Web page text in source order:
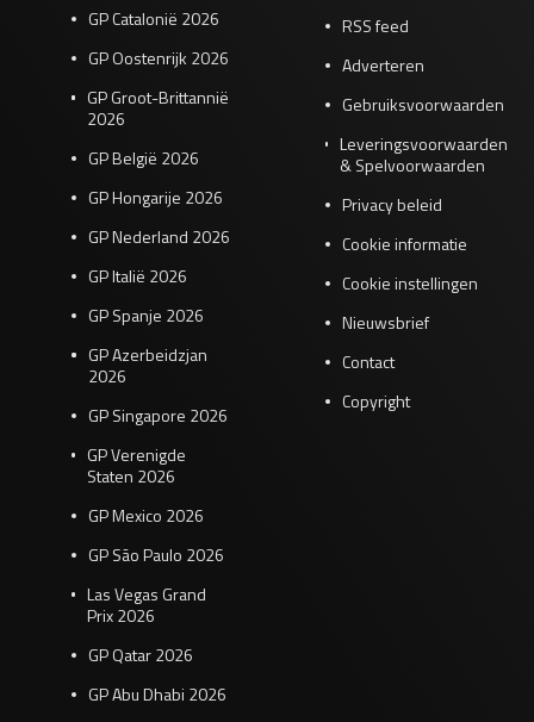
GP Catalonië 2026
GP Oostenrijk 2026
GP Groot-Brittannië
2026
GP België 2026
GP Hongarije 2026
GP Nederland 2026
GP Italië 2026
GP Spanje 2026
GP Azerbeidzjan
2026
GP Singapore 2026
GP Verenigde
Staten 2026
GP Mexico 2026
GP São Paulo 2026
Las Vegas Grand
Prix 2026
GP Qatar 2026
GP Abu Dhabi 2026
RSS feed
Adverteren
Gebruiksvoorwaarden
Leveringsvoorwaarden
& Spelvoorwaarden
Privacy beleid
Cookie informatie
Cookie instellingen
Nieuwsbrief
Contact
Copyright